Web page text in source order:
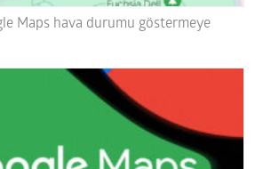
Maps hava durumu göstermeye